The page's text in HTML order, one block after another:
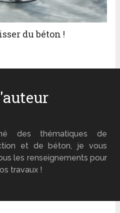
du béton !
des thématiques de
et de béton, je vous
les renseignements pour
travaux !